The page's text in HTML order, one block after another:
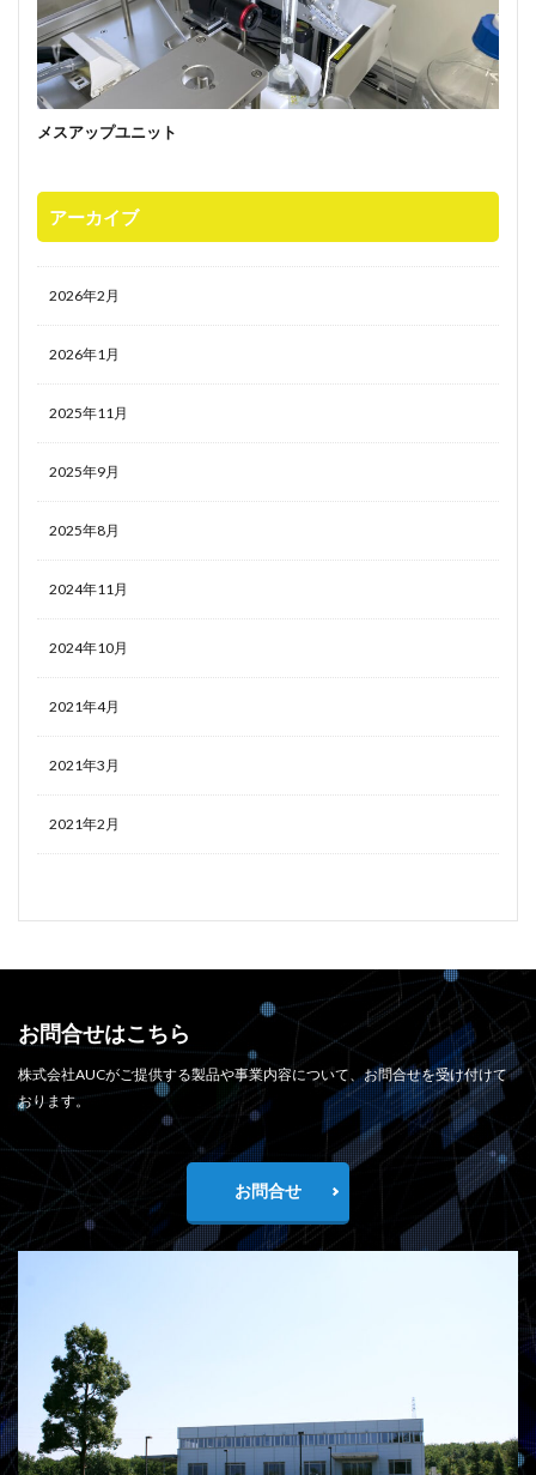
メスアップユニット
アーカイブ
2026年2月
2026年1月
2025年11月
2025年9月
2025年8月
2024年11月
2024年10月
2021年4月
2021年3月
2021年2月
お問合せはこちら
株式会社AUCがご提供する製品や事業内容について、お問合せを受け付けて
おります。
お問合せ